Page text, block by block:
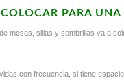
PARA
mesas, sillas y sombrillas va a
con frecuencia, si tiene